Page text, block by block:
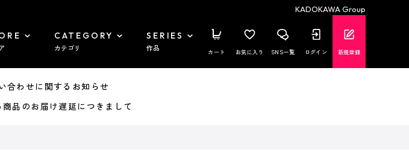
KADOKAWA Group
CATEGORY
カテゴリ
SERIES
作品 カート お気に入り SNS一覧 ログイン 新規登録
わせに関するお知らせ
品のお届け遅延につきまして